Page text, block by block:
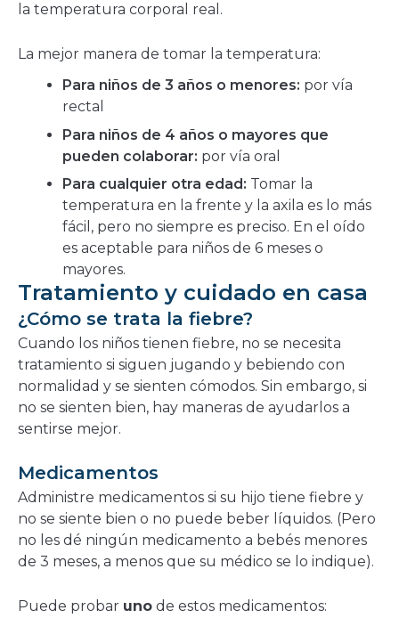
la temperatura corporal real.
La mejor manera de tomar la temperatura:
Para niños de 3 años o menores: por vía
rectal
Para niños de 4 años o mayores que
pueden colaborar: por vía oral
Para cualquier otra edad: Tomar la
temperatura en la frente y la axila es lo más
fácil, pero no siempre es preciso. En el oído
es aceptable para niños de 6 meses o
mayores.
Tratamiento y cuidado en casa
¿Cómo se trata la fiebre?
Cuando los niños tienen fiebre, no se necesita
tratamiento si siguen jugando y bebiendo con
normalidad y se sienten cómodos. Sin embargo, si
no se sienten bien, hay maneras de ayudarlos a
sentirse mejor.
Medicamentos
Administre medicamentos si su hijo tiene fiebre y
no se siente bien o no puede beber líquidos. (Pero
no les dé ningún medicamento a bebés menores
de 3 meses, a menos que su médico se lo indique).
Puede probar uno de estos medicamentos: